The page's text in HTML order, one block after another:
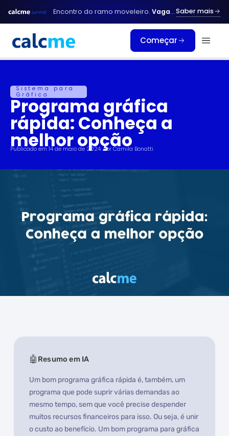
para
conteúdo
Encontro do ramo moveleiro. Vagas limitadas. Saber mais
Começar
Sistema para
Gráfica
Programa gráfica
rápida: Conheça a
melhor opção
Publicado em14 de maio de 2024. PorCamila Bonatti
Resumo em IA
Um bom programa gráfica rápida é, também, um
programa que pode suprir várias demandas ao
mesmo tempo, sem que você precise despender
muitos recursos financeiros para isso. Ou seja, é unir
o custo ao benefício. Um bom programa para gráfica